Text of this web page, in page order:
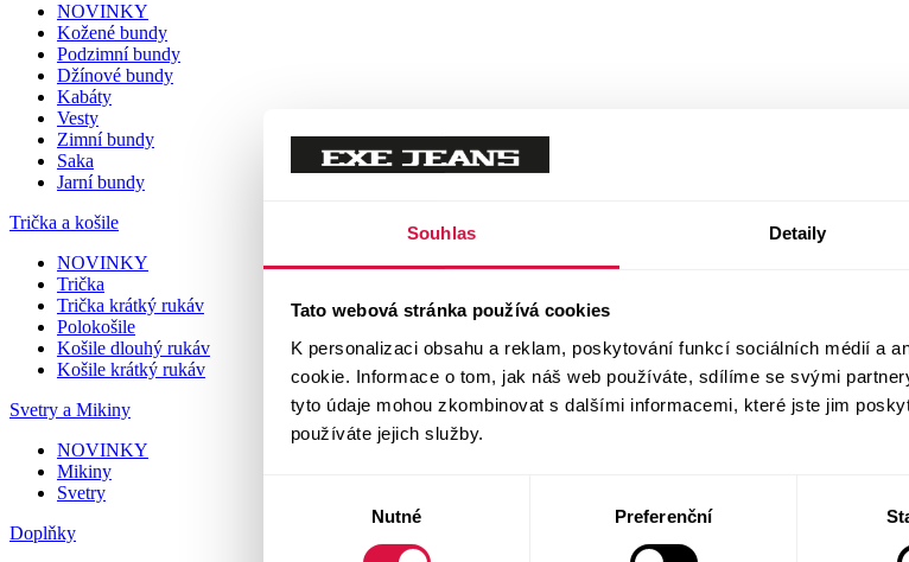
Souhlas Detaily
Tato webová stránka používá cookies
K personalizaci obsahu a reklam, poskytování funkcí sociálních médií a
cookie. Informace o tom, jak náš web používáte, sdílíme se svými
tyto údaje mohou zkombinovat s dalšími informacemi, které jste jim
používáte jejich služby.
Nutné Preferenční
NOVINKY
Kožené bundy
Podzimní bundy
Džínové bundy
Kabáty
Vesty
Zimní bundy
Saka
Jarní bundy
Trička a košile
NOVINKY
Trička
Trička krátký rukáv
Polokošile
Košile dlouhý rukáv
Košile krátký rukáv
Svetry a Mikiny
NOVINKY
Mikiny
Svetry
Doplňky